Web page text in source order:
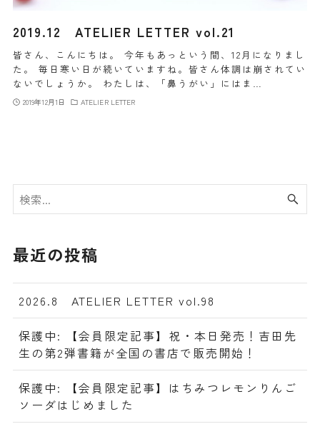
2019.12 ATELIER LETTER vol.21
皆さん、こんにちは。 今年もあっという間、12月になりまし
た。 毎日寒い日が続いていますね。皆さん体調は崩されてい
ないでしょうか。 わたしは、「鼻うがい」にはま…
2019年12月1日 ATELIER LETTER
最近の投稿
2026.8 ATELIER LETTER vol.98
保護中: 【会員限定記事】祝・本日発売！吉田先
生の第2弾書籍が全国の書店で販売開始！
保護中: 【会員限定記事】はちみつレモンりんご
ソーダはじめました